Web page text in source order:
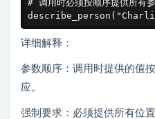
# 调用时必须按顺序提供所有
详细解释：
参数顺序：调用时提供的值
应。
强制要求：必须提供所有位